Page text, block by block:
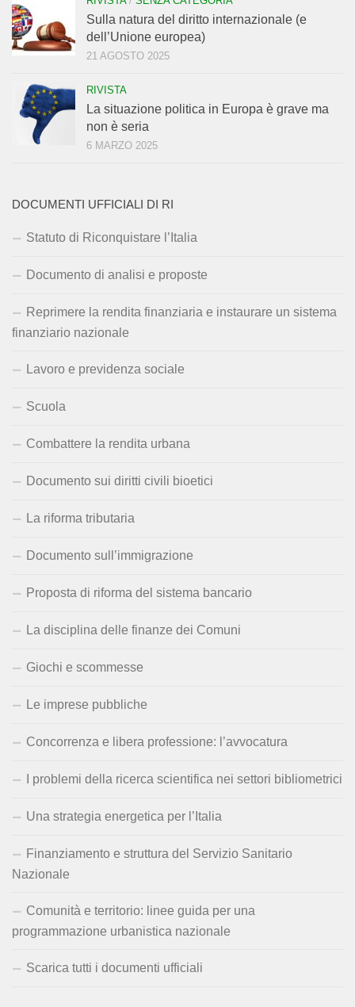
Sulla natura del diritto internazionale (e
dell’Unione europea)
21 AGOSTO 2025
RIVISTA
La situazione politica in Europa è grave ma
non è seria
6 MARZO 2025
DOCUMENTI UFFICIALI DI RI
Statuto di Riconquistare l’Italia
Documento di analisi e proposte
Reprimere la rendita finanziaria e instaurare un sistema
finanziario nazionale
Lavoro e previdenza sociale
Scuola
Combattere la rendita urbana
Documento sui diritti civili bioetici
La riforma tributaria
Documento sull’immigrazione
Proposta di riforma del sistema bancario
La disciplina delle finanze dei Comuni
Giochi e scommesse
Le imprese pubbliche
Concorrenza e libera professione: l’avvocatura
I problemi della ricerca scientifica nei settori bibliometrici
Una strategia energetica per l’Italia
Finanziamento e struttura del Servizio Sanitario
Nazionale
Comunità e territorio: linee guida per una
programmazione urbanistica nazionale
Scarica tutti i documenti ufficiali